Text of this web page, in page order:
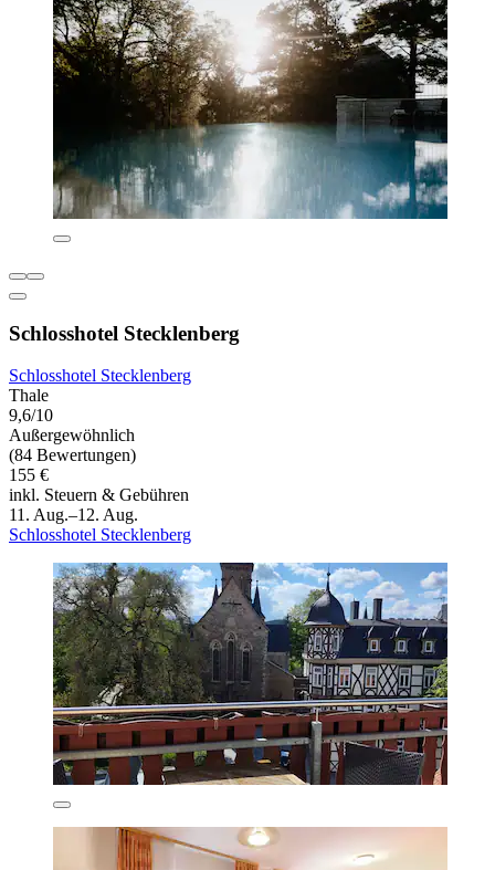
Schlosshotel Stecklenberg
Schlosshotel Stecklenberg
Thale
9,6/10
Außergewöhnlich
(84 Bewertungen)
155 €
inkl. Steuern & Gebühren
11. Aug.–12. Aug.
Schlosshotel Stecklenberg